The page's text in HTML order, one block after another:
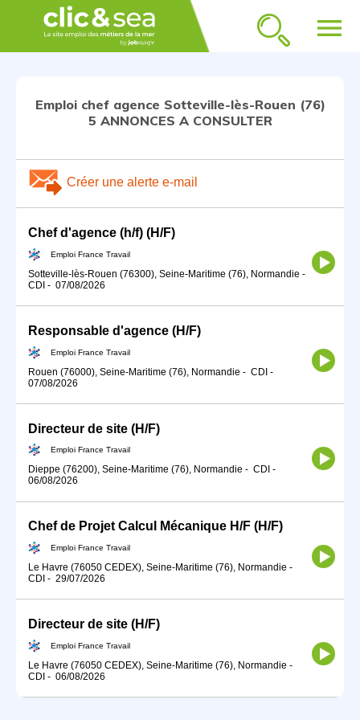
menu
Emploi chef agence Sotteville-lès-Rouen (76)
5 ANNONCES A CONSULTER
Créer une alerte e-mail
Chef d'agence (h/f) (H/F)
Emploi France Travail
Sotteville-lès-Rouen (76300), Seine-Maritime (76), Normandie -
CDI - 07/08/2026
Responsable d'agence (H/F)
Emploi France Travail
Rouen (76000), Seine-Maritime (76), Normandie - CDI -
07/08/2026
Directeur de site (H/F)
Emploi France Travail
Dieppe (76200), Seine-Maritime (76), Normandie - CDI -
06/08/2026
Chef de Projet Calcul Mécanique H/F (H/F)
Emploi France Travail
Le Havre (76050 CEDEX), Seine-Maritime (76), Normandie -
CDI - 29/07/2026
Directeur de site (H/F)
Emploi France Travail
Le Havre (76050 CEDEX), Seine-Maritime (76), Normandie -
CDI - 06/08/2026